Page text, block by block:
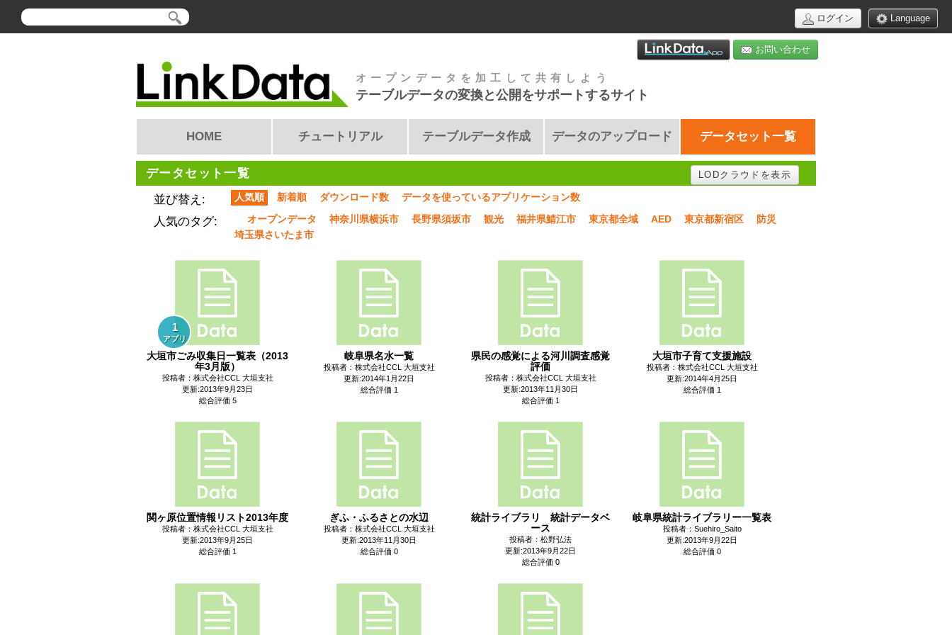
Language
ログイン
お問い合わせ
オープンデータを加工して共有しよう
テーブルデータの変換と公開をサポートするサイト
HOME チュートリアル テーブルデータ作成 データのアップロード データセット一覧
データセット一覧 LODクラウドを表示
並び替え: 人気順 新着順 ダウンロード数 データを使っているアプリケーション数
人気のタグ: オープンデータ 神奈川県横浜市 長野県須坂市 観光 福井県鯖江市 東京都全域 AED 東京都新宿区
防災
埼玉県さいたま市
1
アプリ
大垣市ごみ収集日一覧表（2013
年3月版）
投稿者：株式会社CCL 大垣支社
更新:2013年9月23日
総合評価 5
岐阜県名水一覧
投稿者：株式会社CCL 大垣支社
更新:2014年1月22日
総合評価 1
県民の感覚による河川調査感覚
評価
投稿者：株式会社CCL 大垣支社
更新:2013年11月30日
総合評価 1
大垣市子育て支援施設
投稿者：株式会社CCL 大垣支社
更新:2014年4月25日
総合評価 1
関ヶ原位置情報リスト2013年度
投稿者：株式会社CCL 大垣支社
更新:2013年9月25日
総合評価 1
ぎふ・ふるさとの水辺
投稿者：株式会社CCL 大垣支社
更新:2013年11月30日
総合評価 0
統計ライブラリ 統計データベ
ース
投稿者：松野弘法
更新:2013年9月22日
総合評価 0
岐阜県統計ライブラリー一覧表
投稿者：Suehiro_Saito
更新:2013年9月22日
総合評価 0